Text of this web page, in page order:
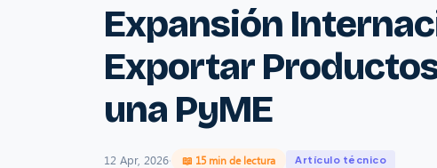
Expansión
Exportar
una PyME
12 Apr, 2026· 📖 15 min de lectura Artículo técnico